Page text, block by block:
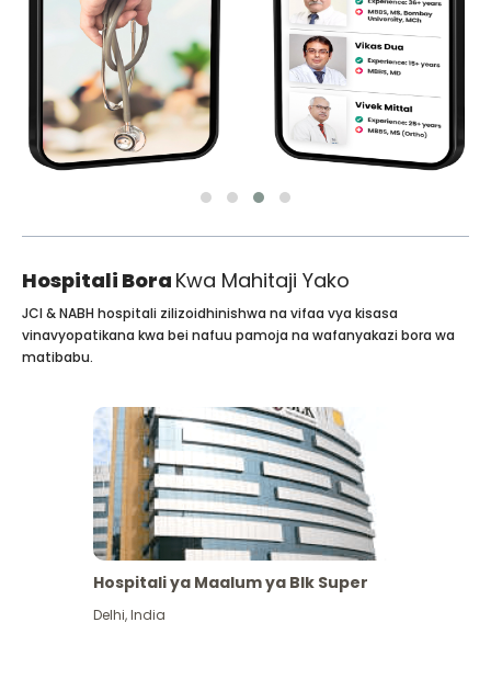
Hospitali Bora Kwa Mahitaji Yako
JCI & NABH hospitali zilizoidhinishwa na vifaa vya kisasa
vinavyopatikana kwa bei nafuu pamoja na wafanyakazi bora wa
matibabu.
Hospitali ya Maalum ya Blk Super
Delhi,India